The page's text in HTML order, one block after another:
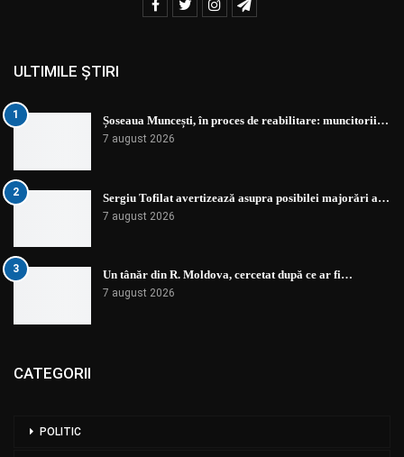
ULTIMILE ȘTIRI
1 Șoseaua Muncești, în proces de reabilitare: muncitorii…
7 august 2026
2 Sergiu Tofilat avertizează asupra posibilei majorări a…
7 august 2026
3 Un tânăr din R. Moldova, cercetat după ce ar fi…
7 august 2026
CATEGORII
POLITIC